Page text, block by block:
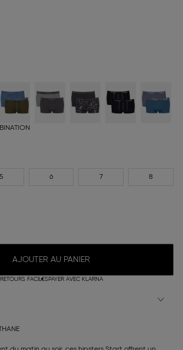
5 6 7 8
AJOUTER AU PANIER
RETOURS FACILESPAYER AVEC KLARNA